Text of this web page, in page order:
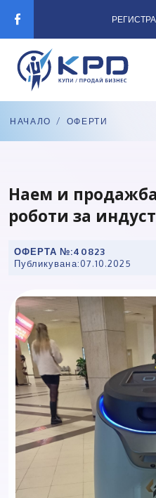
НАЧАЛО / ОФЕРТИ
Наем и
роботи за
ОФЕРТА №:40823
Публикувана:07.10.2025